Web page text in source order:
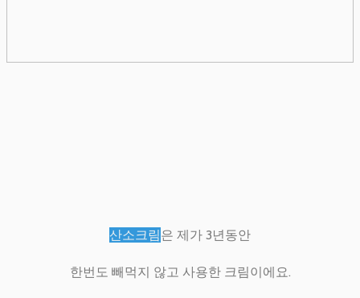
산소크림은 제가 3년동안
한번도 빼먹지 않고 사용한 크림이에요.